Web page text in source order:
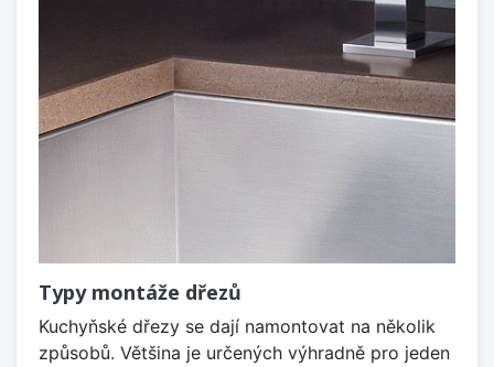
Typy montáže dřezů
Kuchyňské dřezy se dají namontovat na několik
způsobů. Většina je určených výhradně pro jeden